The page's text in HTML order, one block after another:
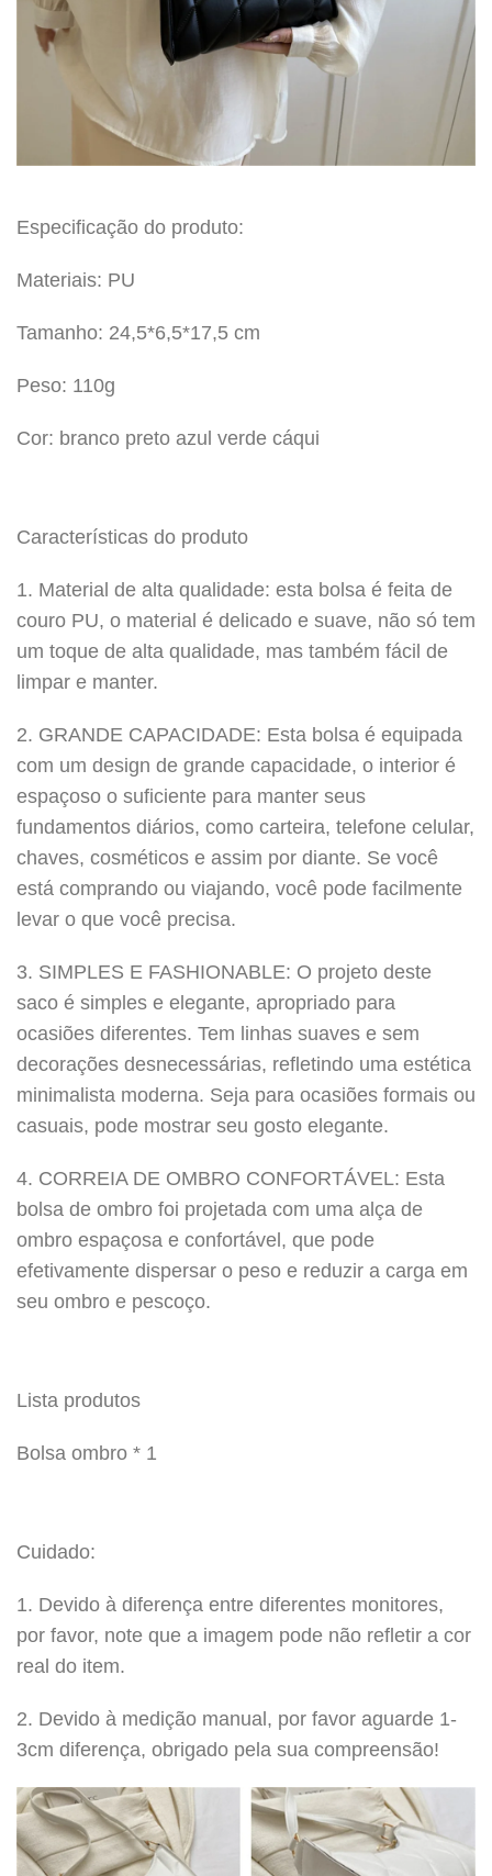
Especificação do produto:
Materiais: PU
Tamanho: 24,5*6,5*17,5 cm
Peso: 110g
Cor: branco preto azul verde cáqui
Características do produto
1. Material de alta qualidade: esta bolsa é feita de
couro PU, o material é delicado e suave, não só tem
um toque de alta qualidade, mas também fácil de
limpar e manter.
2. GRANDE CAPACIDADE: Esta bolsa é equipada
com um design de grande capacidade, o interior é
espaçoso o suficiente para manter seus
fundamentos diários, como carteira, telefone celular,
chaves, cosméticos e assim por diante. Se você
está comprando ou viajando, você pode facilmente
levar o que você precisa.
3. SIMPLES E FASHIONABLE: O projeto deste
saco é simples e elegante, apropriado para
ocasiões diferentes. Tem linhas suaves e sem
decorações desnecessárias, refletindo uma estética
minimalista moderna. Seja para ocasiões formais ou
casuais, pode mostrar seu gosto elegante.
4. CORREIA DE OMBRO CONFORTÁVEL: Esta
bolsa de ombro foi projetada com uma alça de
ombro espaçosa e confortável, que pode
efetivamente dispersar o peso e reduzir a carga em
seu ombro e pescoço.
Lista produtos
Bolsa ombro * 1
Cuidado:
1. Devido à diferença entre diferentes monitores,
por favor, note que a imagem pode não refletir a cor
real do item.
2. Devido à medição manual, por favor aguarde 1-
3cm diferença, obrigado pela sua compreensão!